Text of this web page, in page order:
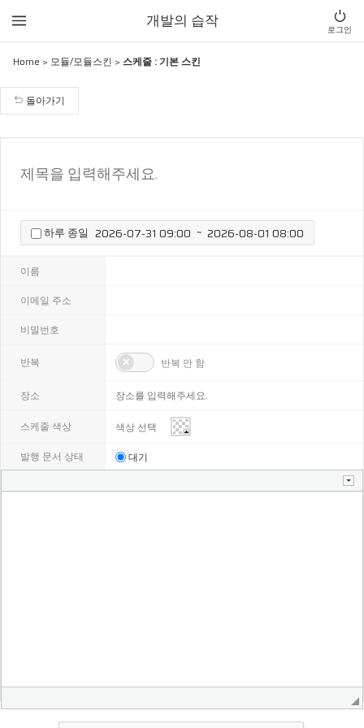
개발의 습작 로그인
Home > 모듈/모듈스킨 > 스케줄 : 기본 스킨
돌아가기
하루 종일 ~
이름
이메일 주소
비밀번호
반복 반복 안 함
장소
스케줄 색상
발행 문서 상태
대기